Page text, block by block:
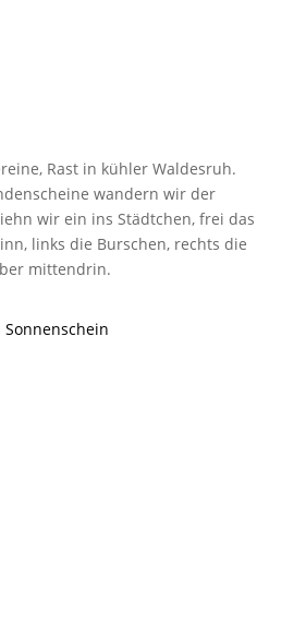
Rast in kühler Waldesruh.
wandern wir der
wir ein ins Städtchen, frei das
links die Burschen, rechts die
mittendrin.